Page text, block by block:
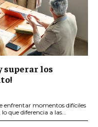
superar los
enfrentar momentos difíciles
que diferencia a las...